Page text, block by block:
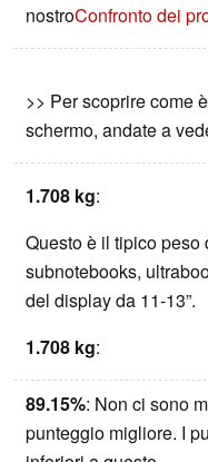
nostroConfronto dei
>> Per scoprire come
schermo, andate a
1.708 kg:
Questo è il tipico peso
subnotebooks,
del display da 11-13”.
1.708 kg:
89.15%: Non ci sono
punteggio migliore. I